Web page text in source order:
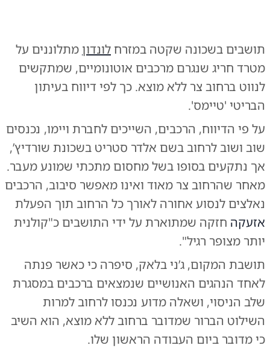
ווימו מסתבך ברחובות לונדון | צילום:צילום: מתוך רשתות חברתיותתושבים בשכונה שקטה במזרח לונדון מתלוננים על
מטרד חריג שנגרם מרכבים אוטונומיים, שמתקשים
לנווט ברחוב צר ללא מוצא. כך לפי דיווח בעיתון
הבריטי 'טיימס'.
על פי הדיווח, הרכבים, השייכים לחברת ויימו, נכנסים
שוב ושוב לרחוב בשם אלדר סטריט בשכונת שורדיץ’,
אך נתקעים בסופו בשל מחסום מתכתי שמונע מעבר.
מאחר שהרחוב צר מאוד ואינו מאפשר סיבוב, הרכבים
נאלצים לנסוע אחורה לאורך כל הרחוב תוך הפעלת
אזעקה חזקה שמתוארת על ידי התושבים כ"קולנית
יותר מצופר רגיל".
תושבת המקום, ג’ני בלאק, סיפרה כי כאשר פנתה
לאחד הנהגים האנושיים שנמצאים ברכבים במסגרת
שלב הניסוי, ושאלה מדוע נכנסו לרחוב למרות
השילוט הברור שמדובר ברחוב ללא מוצא, הוא השיב
כי מדובר ביום העבודה הראשון שלו.